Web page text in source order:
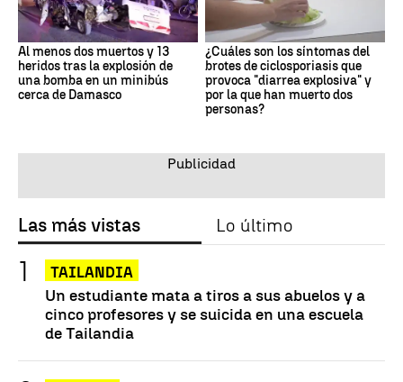
Al menos dos muertos y 13
heridos tras la explosión de
una bomba en un minibús
cerca de Damasco
¿Cuáles son los síntomas del
brotes de ciclosporiasis que
provoca "diarrea explosiva" y
por la que han muerto dos
personas?
Las más vistas Lo último
TAILANDIA
Un estudiante mata a tiros a sus abuelos y a
cinco profesores y se suicida en una escuela
de Tailandia